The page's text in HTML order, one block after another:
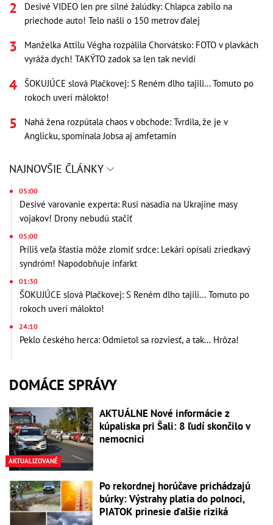
Desivé VIDEO len pre silné žalúdky: Chlapca zabilo na
priechode auto! Telo našli o 150 metrov ďalej
Manželka Attilu Végha rozpálila Chorvátsko: FOTO v plavkách
vyráža dych! TAKÝTO zadok sa len tak nevidí
ŠOKUJÚCE slová Plačkovej: S Reném dlho tajili... Tomuto po
rokoch uverí málokto!
Nahá žena rozpútala chaos v obchode: Tvrdila, že je v
Anglicku, spomínala Jobsa aj amfetamín
NAJNOVŠIE ČLÁNKY
05:00
Desivé varovanie experta: Rusi nasadia na Ukrajine masy
vojakov! Drony nebudú stačiť
05:00
Príliš veľa šťastia môže zlomiť srdce: Lekári opísali zriedkavý
syndróm! Napodobňuje infarkt
01:30
ŠOKUJÚCE slová Plačkovej: S Reném dlho tajili... Tomuto po
rokoch uverí málokto!
24:10
Peklo českého herca: Odmietol sa rozviesť, a tak... Hrôza!
DOMÁCE SPRÁVY
AKTUALIZOVANÉ
AKTUÁLNE Nové informácie z
kúpaliska pri Šali: 8 ľudí skončilo v
nemocnici
Po rekordnej horúčave prichádzajú
búrky: Výstrahy platia do polnoci,
PIATOK prinesie ďalšie riziká